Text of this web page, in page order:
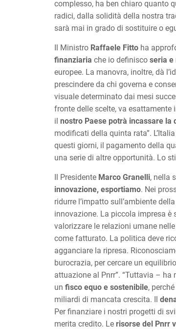
complesso, ha ben chiaro quanto
radici, dalla solidità della nostra
sarà mai in grado di sostituire o
Il Ministro Raffaele Fitto ha
finanziaria che io definiscoseria e
europee. La manovra, inoltre, dà
prescindere da chi governa e
visuale determinato dai mesi
fronte delle scelte, va esattamente
ilnostro Paese potrà incassare la
modificati della quinta rata”.
questi giorni, il pagamento della
una serie di altre opportunità. Lo
Il Presidente Marco Granelli, nella
innovazione, esportiamo. Nei
ridurre l’impatto sull’ambiente
innovazione. La piccola impresa è
valorizzare le relazioni umane
come fatturato. La politica deve
agganciare la ripresa.
burocrazia, per cercare un
attuazione al Pnrr”. “Tuttavia –
unfisco equo e sostenibile,
miliardi di mancata crescita. Il
Per finanziare i nostri progetti di
merita credito. Le risorse del Pnrr